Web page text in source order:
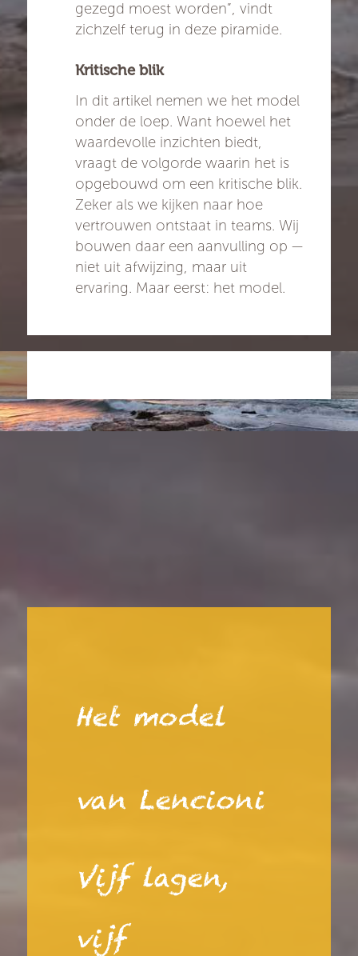
gezegd moest worden”, vindt
zichzelf terug in deze piramide.
Kritische blik
In dit artikel nemen we het model
onder de loep. Want hoewel het
waardevolle inzichten biedt,
vraagt de volgorde waarin het is
opgebouwd om een kritische blik.
Zeker als we kijken naar hoe
vertrouwen ontstaat in teams. Wij
bouwen daar een aanvulling op —
niet uit afwijzing, maar uit
ervaring. Maar eerst: het model.
Het model
van Lencioni
Vijf lagen,
vijf